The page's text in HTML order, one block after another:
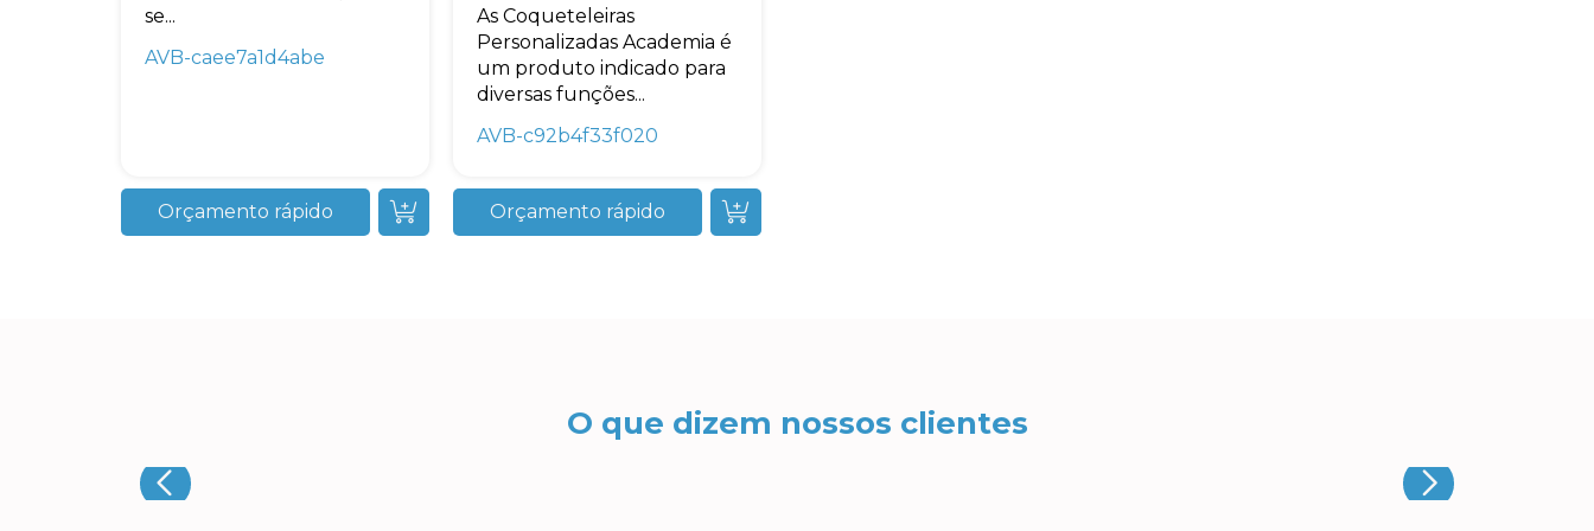
se...
AVB-caee7a1d4abe
Orçamento rápido
As Coqueteleiras
Personalizadas Academia é
um produto indicado para
diversas funções...
AVB-c92b4f33f020
Orçamento rápido
O que dizem nossos clientes